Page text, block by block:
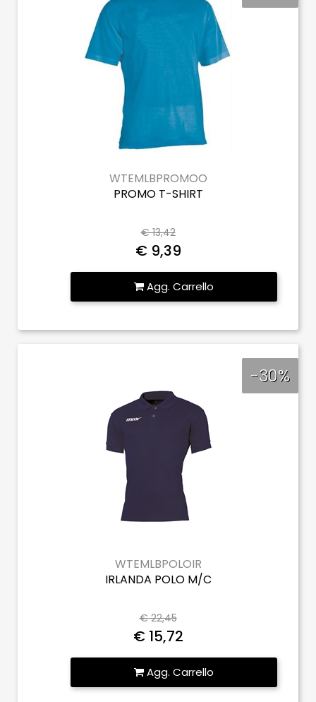
WTEMLBPROMOO
PROMO T-SHIRT
€ 13,42
€ 9,39
Quantità
Agg. Carrello
-30%
WTEMLBPOLOIR
IRLANDA POLO M/C
€ 22,45
€ 15,72
Quantità
Agg. Carrello